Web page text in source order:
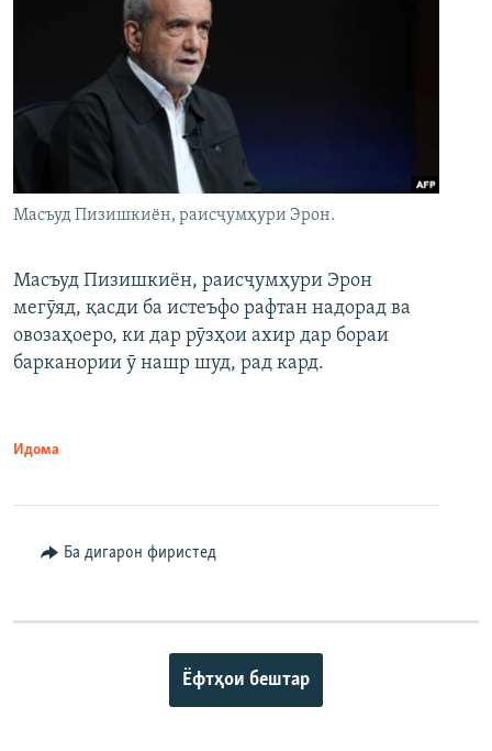
Масъуд Пизишкиён, раисҷумҳури Эрон.
Масъуд Пизишкиён, раисҷумҳури Эрон
мегӯяд, қасди ба истеъфо рафтан надорад ва
овозаҳоеро, ки дар рӯзҳои ахир дар бораи
барканории ӯ нашр шуд, рад кард.
Идома
Ба дигарон фиристед
Ёфтҳои бештар